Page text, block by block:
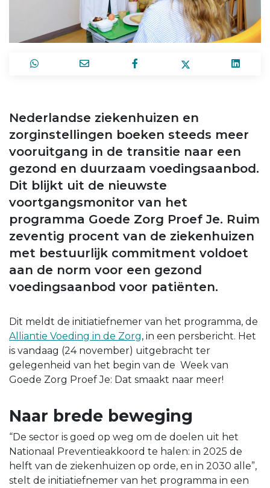
Nederlandse ziekenhuizen en
zorginstellingen boeken steeds meer
vooruitgang in de transitie naar een
gezond en duurzaam voedingsaanbod.
Dit blijkt uit de nieuwste
voortgangsmonitor van het
programma Goede Zorg Proef Je. Ruim
zeventig procent van de ziekenhuizen
met bestuurlijk commitment voldoet
aan de norm voor een gezond
voedingsaanbod voor patiënten.
Dit meldt de initiatiefnemer van het programma, de
Alliantie Voeding in de Zorg, in een persbericht. Het
is vandaag (24 november) uitgebracht ter
gelegenheid van het begin van de Week van
Goede Zorg Proef Je: Dat smaakt naar meer!
Naar brede beweging
“De sector is goed op weg om de doelen uit het
Nationaal Preventieakkoord te halen: in 2025 de
helft van de ziekenhuizen op orde, en in 2030 alle”,
stelt de initiatiefnemer van het programma in een